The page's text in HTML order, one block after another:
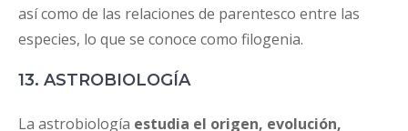
así como de las relaciones de parentesco entre las
especies, lo que se conoce como filogenia.
13. ASTROBIOLOGÍA
La astrobiología estudia el origen, evolución,